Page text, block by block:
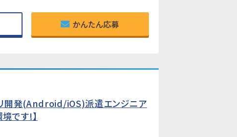
かんたん応募
開発(Android/iOS)派遣エンジニア
です!】